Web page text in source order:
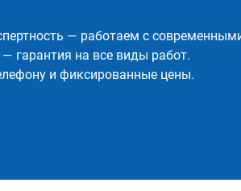
— работаем с
гарантия на все виды работ.
и фиксированные цены.